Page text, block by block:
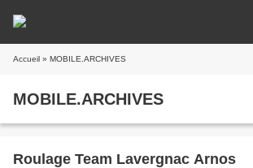
Accueil » MOBILE.ARCHIVES
MOBILE.ARCHIVES
Roulage Team Lavergnac Arnos